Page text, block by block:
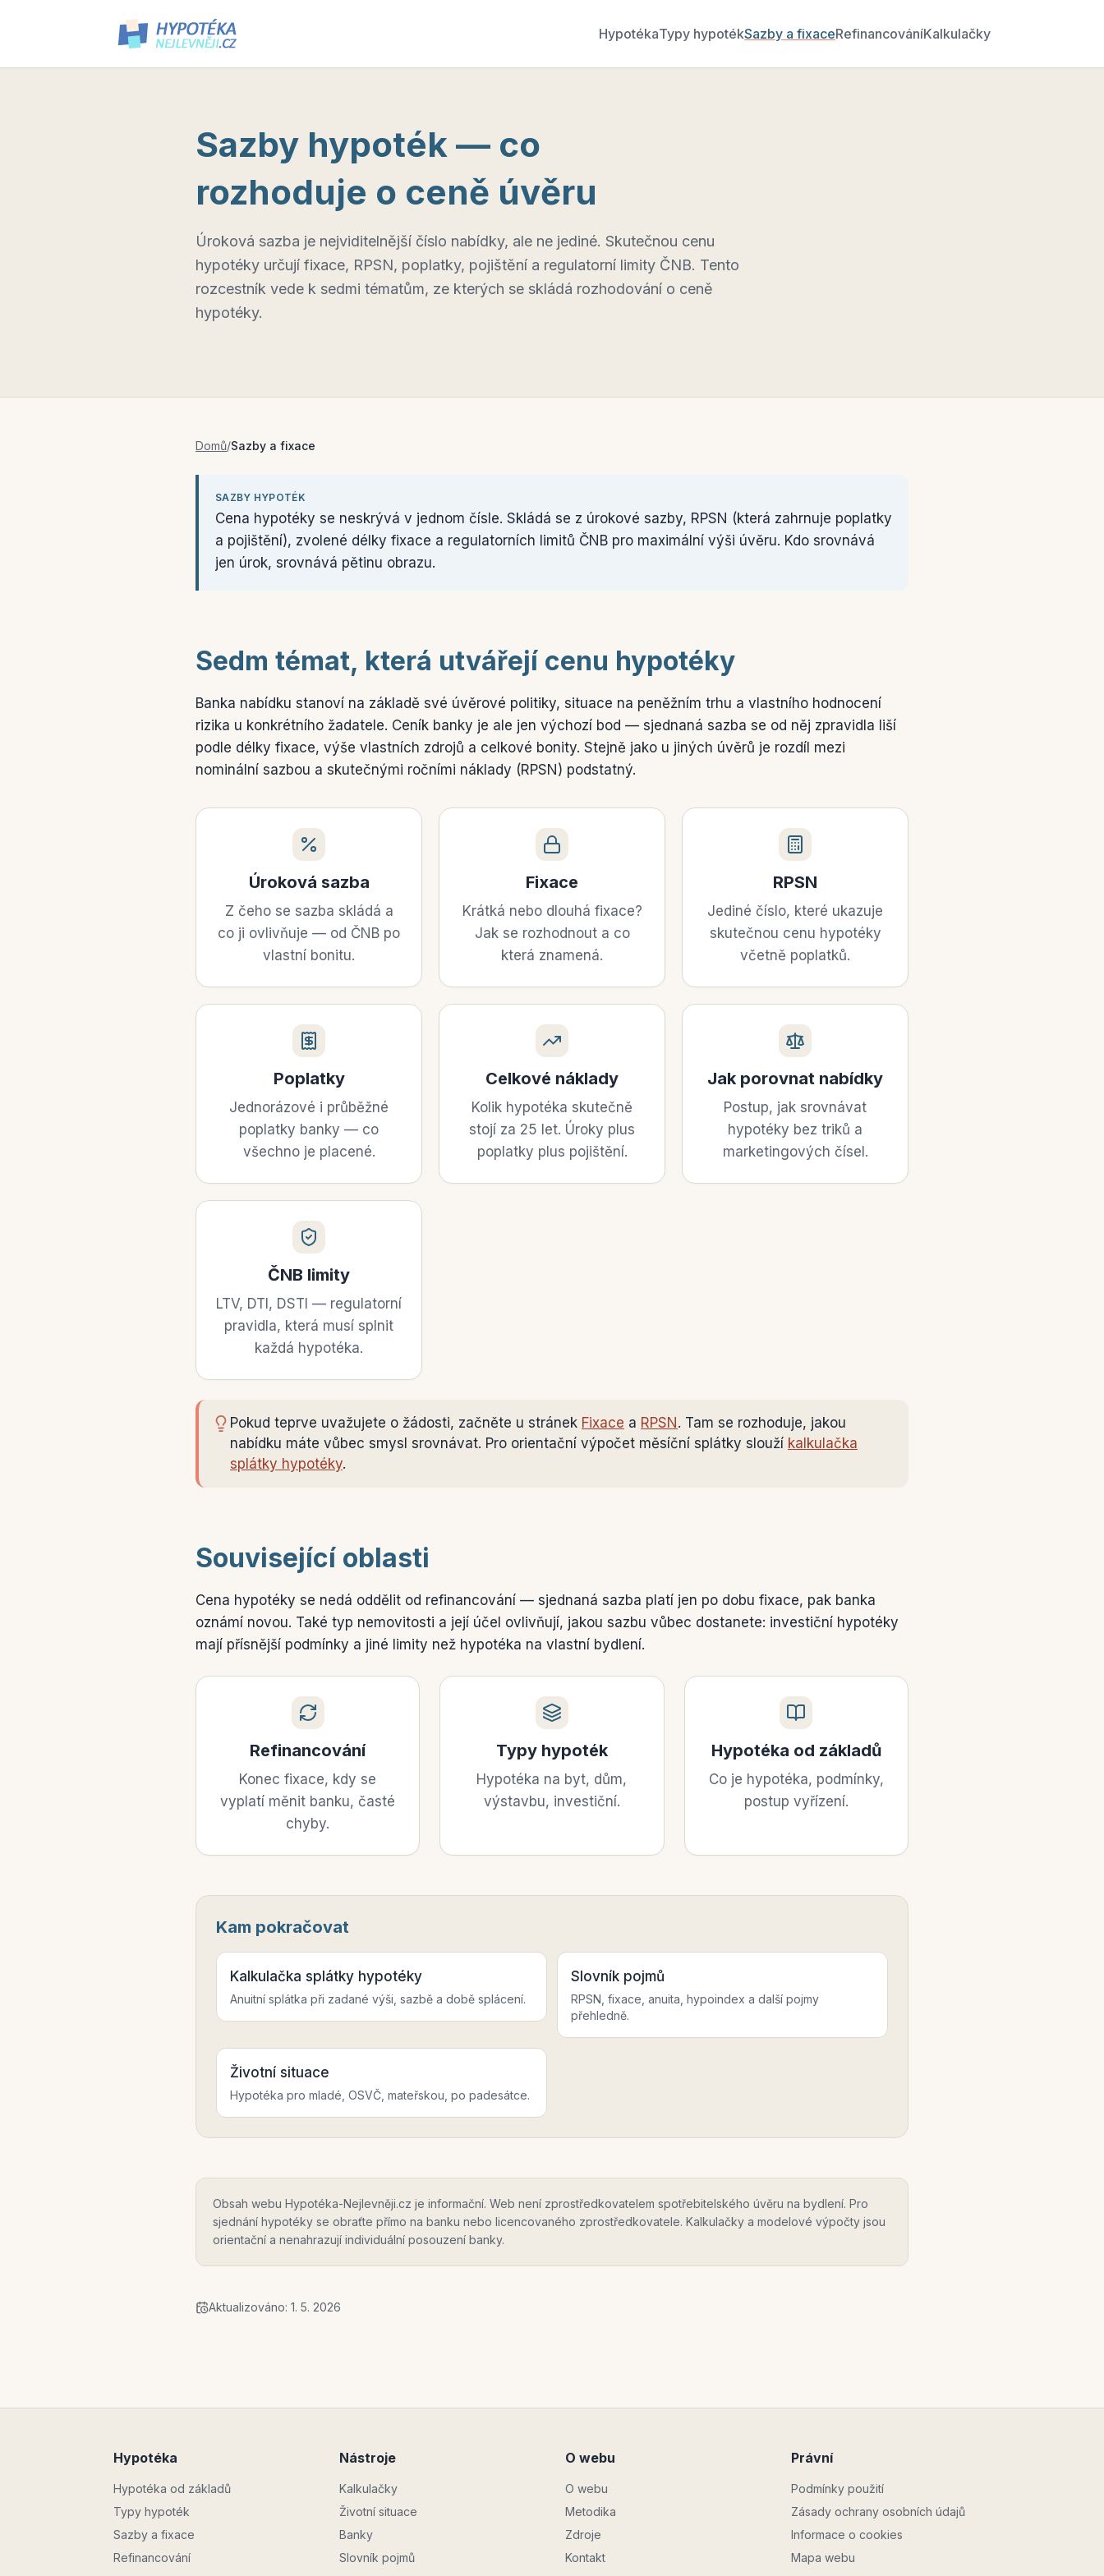
HypotékaTypy hypotékSazby a fixaceRefinancováníKalkulačky
Sazby hypoték — co
rozhoduje o ceně úvěru
Úroková sazba je nejviditelnější číslo nabídky, ale ne jediné. Skutečnou cenu
hypotéky určují fixace, RPSN, poplatky, pojištění a regulatorní limity ČNB. Tento
rozcestník vede k sedmi tématům, ze kterých se skládá rozhodování o ceně
hypotéky.
Domů/Sazby a fixace
SAZBY HYPOTÉK
Cena hypotéky se neskrývá v jednom čísle. Skládá se z úrokové sazby, RPSN (která zahrnuje poplatky
a pojištění), zvolené délky fixace a regulatorních limitů ČNB pro maximální výši úvěru. Kdo srovnává
jen úrok, srovnává pětinu obrazu.
Sedm témat, která utvářejí cenu hypotéky
Banka nabídku stanoví na základě své úvěrové politiky, situace na peněžním trhu a vlastního hodnocení
rizika u konkrétního žadatele. Ceník banky je ale jen výchozí bod — sjednaná sazba se od něj zpravidla liší
podle délky fixace, výše vlastních zdrojů a celkové bonity. Stejně jako u jiných úvěrů je rozdíl mezi
nominální sazbou a skutečnými ročními náklady (RPSN) podstatný.
Úroková sazba
Z čeho se sazba skládá a
co ji ovlivňuje — od ČNB po
vlastní bonitu.
Fixace
Krátká nebo dlouhá fixace?
Jak se rozhodnout a co
která znamená.
RPSN
Jediné číslo, které ukazuje
skutečnou cenu hypotéky
včetně poplatků.
Poplatky
Jednorázové i průběžné
poplatky banky — co
všechno je placené.
Celkové náklady
Kolik hypotéka skutečně
stojí za 25 let. Úroky plus
poplatky plus pojištění.
Jak porovnat nabídky
Postup, jak srovnávat
hypotéky bez triků a
marketingových čísel.
ČNB limity
LTV, DTI, DSTI — regulatorní
pravidla, která musí splnit
každá hypotéka.
Pokud teprve uvažujete o žádosti, začněte u stránek Fixace a RPSN . Tam se rozhoduje, jakou
nabídku máte vůbec smysl srovnávat. Pro orientační výpočet měsíční splátky slouží kalkulačka
splátky hypotéky.
Související oblasti
Cena hypotéky se nedá oddělit od refinancování — sjednaná sazba platí jen po dobu fixace, pak banka
oznámí novou. Také typ nemovitosti a její účel ovlivňují, jakou sazbu vůbec dostanete: investiční hypotéky
mají přísnější podmínky a jiné limity než hypotéka na vlastní bydlení.
Refinancování
Konec fixace, kdy se
vyplatí měnit banku, časté
chyby.
Typy hypoték
Hypotéka na byt, dům,
výstavbu, investiční.
Hypotéka od základů
Co je hypotéka, podmínky,
postup vyřízení.
Kam pokračovat
Kalkulačka splátky hypotéky
Anuitní splátka při zadané výši, sazbě a době splácení.
Slovník pojmů
RPSN, fixace, anuita, hypoindex a další pojmy
přehledně.
Životní situace
Hypotéka pro mladé, OSVČ, mateřskou, po padesátce.
Obsah webu Hypotéka-Nejlevněji.cz je informační. Web není zprostředkovatelem spotřebitelského úvěru na bydlení. Pro
sjednání hypotéky se obraťte přímo na banku nebo licencovaného zprostředkovatele. Kalkulačky a modelové výpočty jsou
orientační a nenahrazují individuální posouzení banky.
Aktualizováno: 1. 5. 2026
Hypotéka
Hypotéka od základů
Typy hypoték
Sazby a fixace
Refinancování
Nástroje
Kalkulačky
Životní situace
Banky
Slovník pojmů
O webu
O webu
Metodika
Zdroje
Kontakt
Právní
Podmínky použití
Zásady ochrany osobních údajů
Informace o cookies
Mapa webu